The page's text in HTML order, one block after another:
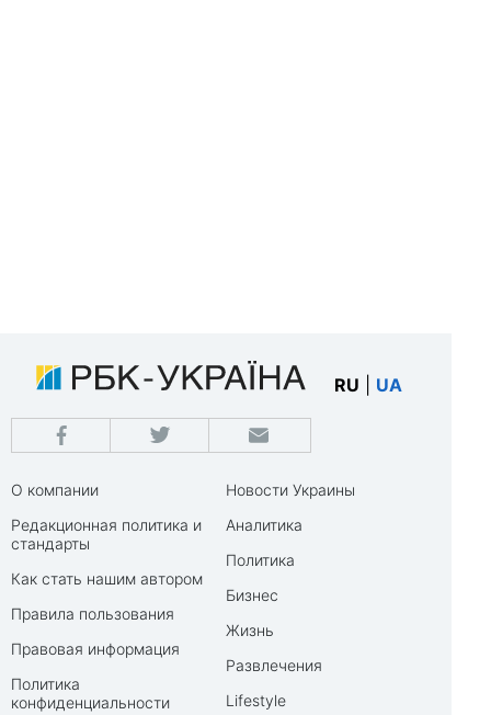
RU UA
О компании
Редакционная политика и
стандарты
Как стать нашим автором
Правила пользования
Правовая информация
Политика
конфиденциальности
Новости Украины
Аналитика
Политика
Бизнес
Жизнь
Развлечения
Lifestyle